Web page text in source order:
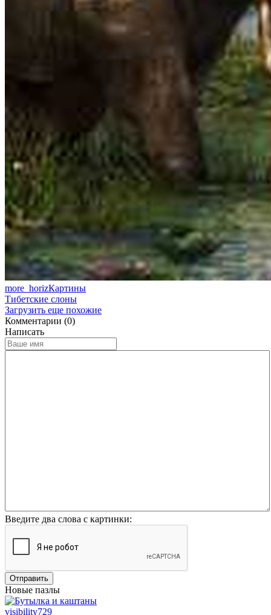
more_horizКартины
Тибетские слоны
Загрузить еще похожие
Комментарии (0)
Написать
Введите два слова с картинки:
Отправить
Новые пазлы
visibility729